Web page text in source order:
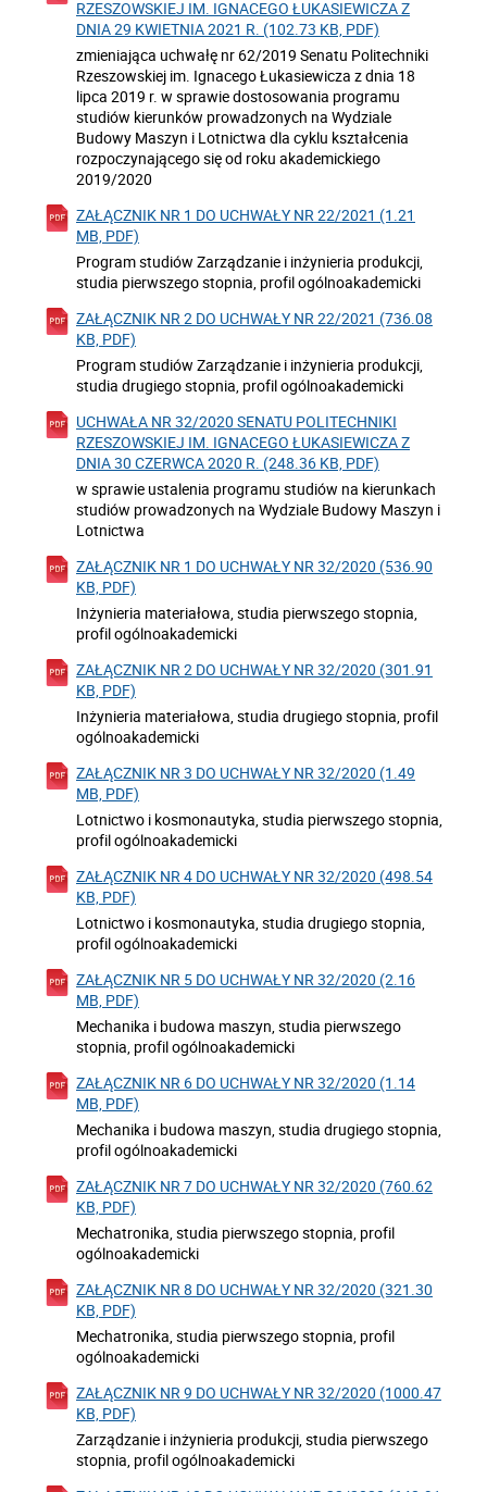
RZESZOWSKIEJ IM. IGNACEGO ŁUKASIEWICZA Z
DNIA 29 KWIETNIA 2021 R. (102.73 KB, PDF)
zmieniająca uchwałę nr 62/2019 Senatu Politechniki
Rzeszowskiej im. Ignacego Łukasiewicza z dnia 18
lipca 2019 r. w sprawie dostosowania programu
studiów kierunków prowadzonych na Wydziale
Budowy Maszyn i Lotnictwa dla cyklu kształcenia
rozpoczynającego się od roku akademickiego
2019/2020
ZAŁĄCZNIK NR 1 DO UCHWAŁY NR 22/2021 (1.21
MB, PDF)
Program studiów Zarządzanie i inżynieria produkcji,
studia pierwszego stopnia, profil ogólnoakademicki
ZAŁĄCZNIK NR 2 DO UCHWAŁY NR 22/2021 (736.08
KB, PDF)
Program studiów Zarządzanie i inżynieria produkcji,
studia drugiego stopnia, profil ogólnoakademicki
UCHWAŁA NR 32/2020 SENATU POLITECHNIKI
RZESZOWSKIEJ IM. IGNACEGO ŁUKASIEWICZA Z
DNIA 30 CZERWCA 2020 R. (248.36 KB, PDF)
w sprawie ustalenia programu studiów na kierunkach
studiów prowadzonych na Wydziale Budowy Maszyn i
Lotnictwa
ZAŁĄCZNIK NR 1 DO UCHWAŁY NR 32/2020 (536.90
KB, PDF)
Inżynieria materiałowa, studia pierwszego stopnia,
profil ogólnoakademicki
ZAŁĄCZNIK NR 2 DO UCHWAŁY NR 32/2020 (301.91
KB, PDF)
Inżynieria materiałowa, studia drugiego stopnia, profil
ogólnoakademicki
ZAŁĄCZNIK NR 3 DO UCHWAŁY NR 32/2020 (1.49
MB, PDF)
Lotnictwo i kosmonautyka, studia pierwszego stopnia,
profil ogólnoakademicki
ZAŁĄCZNIK NR 4 DO UCHWAŁY NR 32/2020 (498.54
KB, PDF)
Lotnictwo i kosmonautyka, studia drugiego stopnia,
profil ogólnoakademicki
ZAŁĄCZNIK NR 5 DO UCHWAŁY NR 32/2020 (2.16
MB, PDF)
Mechanika i budowa maszyn, studia pierwszego
stopnia, profil ogólnoakademicki
ZAŁĄCZNIK NR 6 DO UCHWAŁY NR 32/2020 (1.14
MB, PDF)
Mechanika i budowa maszyn, studia drugiego stopnia,
profil ogólnoakademicki
ZAŁĄCZNIK NR 7 DO UCHWAŁY NR 32/2020 (760.62
KB, PDF)
Mechatronika, studia pierwszego stopnia, profil
ogólnoakademicki
ZAŁĄCZNIK NR 8 DO UCHWAŁY NR 32/2020 (321.30
KB, PDF)
Mechatronika, studia pierwszego stopnia, profil
ogólnoakademicki
ZAŁĄCZNIK NR 9 DO UCHWAŁY NR 32/2020 (1000.47
KB, PDF)
Zarządzanie i inżynieria produkcji, studia pierwszego
stopnia, profil ogólnoakademicki